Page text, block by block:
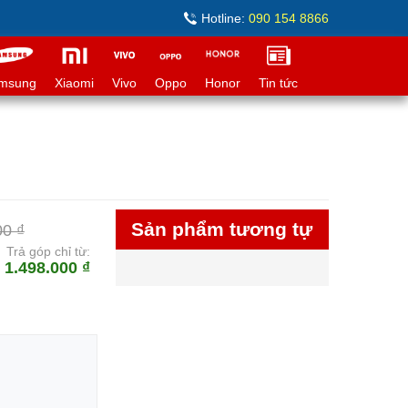
Hotline: 090 154 8866
Xiaomi Vivo Oppo Honor Tin tức
₫
Trả góp chỉ từ:
1.498.000 ₫
Sản phẩm tương tự